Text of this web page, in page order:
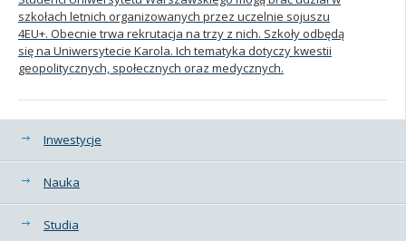
szkołach letnich organizowanych przez uczelnie sojuszu
4EU+. Obecnie trwa rekrutacja na trzy z nich. Szkoły odbędą
się na Uniwersytecie Karola. Ich tematyka dotyczy kwestii
geopolitycznych, społecznych oraz medycznych.
Kategorie
Inwestycje
Nauka
Studia